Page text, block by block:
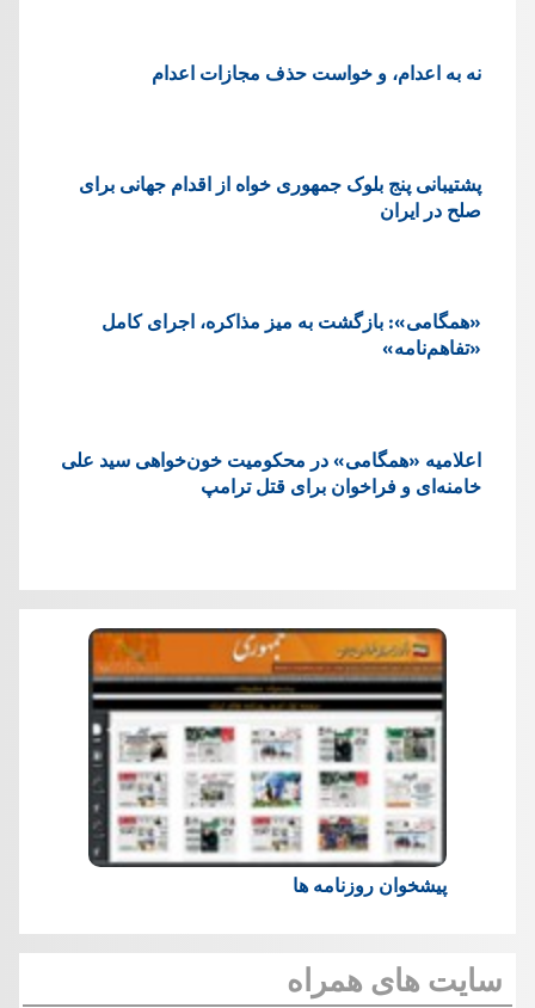
نه به اعدام، و خواست حذف مجازات اعدام
پشتيبانی پنج بلوک جمهوری خواه از اقدام جهانی برای
صلح در ایران
«همگامی»: بازگشت به میز مذاکره، اجرای کامل
«تفاهم‌نامه»
اعلامیه «همگامی» در محکومیت خون‌خواهی سید علی
خامنه‌ای و فراخوان برای قتل ترامپ
پیشخوان روزنامه ها
سایت های همراه